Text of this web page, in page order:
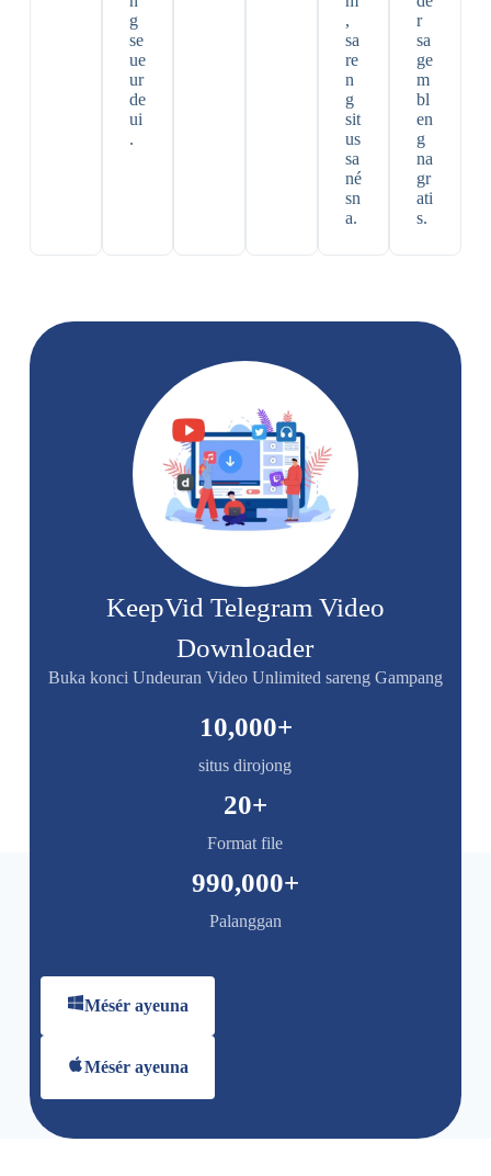
g
se
ue
ur
de
ui
.
,
sa
re
n
g
sit
us
sa
né
sn
a.
r
sa
ge
m
bl
en
g
na
gr
ati
s.
KeepVid Telegram Video
Downloader
Buka konci Undeuran Video Unlimited sareng Gampang
situs dirojong
10,000+
Format file
20+
Palanggan
990,000+
Mésér ayeuna
Mésér ayeuna